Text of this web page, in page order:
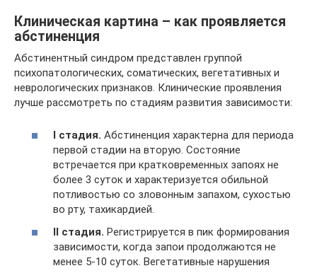
Клиническая картина – как проявляется
абстиненция
Абстинентный синдром представлен группой
психопатологических, соматических, вегетативных и
неврологических признаков. Клинические проявления
лучше рассмотреть по стадиям развития зависимости:
I стадия. Абстиненция характерна для периода
первой стадии на вторую. Состояние
встречается при кратковременных запоях не
более 3 суток и характеризуется обильной
потливостью со зловонным запахом, сухостью
во рту, тахикардией.
II стадия. Регистрируется в пик формирования
зависимости, когда запои продолжаются не
менее 5-10 суток. Вегетативные нарушения